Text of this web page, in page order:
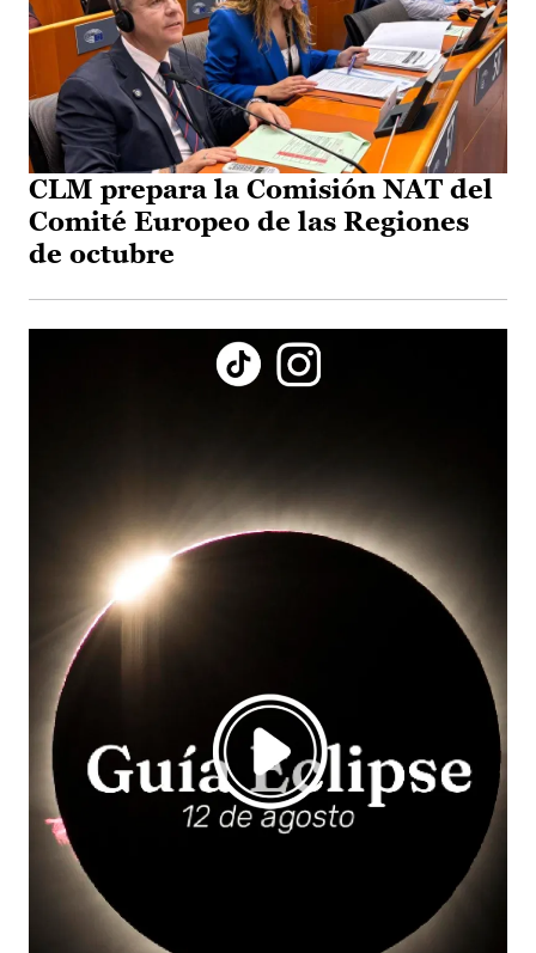
CLM prepara la Comisión NAT del
Comité Europeo de las Regiones
de octubre